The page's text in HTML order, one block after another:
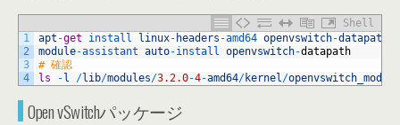
Shell
1
2
3
4
apt -get install linux- headers -amd64 openvswitch-datapath
module-assistant auto-install openvswitch-datapath
# 確認
ls
- l /lib/modules/3.2.0-4-amd64/kernel/openvswitch_mod
Open vSwitchパッケージ